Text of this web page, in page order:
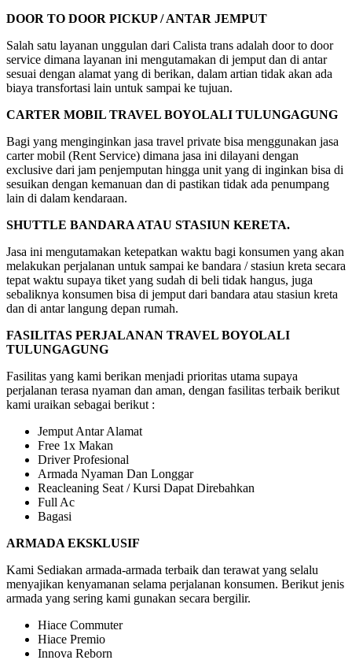
DOOR TO DOOR PICKUP / ANTAR JEMPUT
Salah satu layanan unggulan dari Calista trans adalah door to door
service dimana layanan ini mengutamakan di jemput dan di antar
sesuai dengan alamat yang di berikan, dalam artian tidak akan ada
biaya transfortasi lain untuk sampai ke tujuan.
CARTER MOBIL TRAVEL BOYOLALI TULUNGAGUNG
Bagi yang menginginkan jasa travel private bisa menggunakan jasa
carter mobil (Rent Service) dimana jasa ini dilayani dengan
exclusive dari jam penjemputan hingga unit yang di inginkan bisa di
sesuikan dengan kemanuan dan di pastikan tidak ada penumpang
lain di dalam kendaraan.
SHUTTLE BANDARA ATAU STASIUN KERETA.
Jasa ini mengutamakan ketepatkan waktu bagi konsumen yang akan
melakukan perjalanan untuk sampai ke bandara / stasiun kreta secara
tepat waktu supaya tiket yang sudah di beli tidak hangus, juga
sebaliknya konsumen bisa di jemput dari bandara atau stasiun kreta
dan di antar langung depan rumah.
FASILITAS PERJALANAN TRAVEL BOYOLALI
TULUNGAGUNG
Fasilitas yang kami berikan menjadi prioritas utama supaya
perjalanan terasa nyaman dan aman, dengan fasilitas terbaik berikut
kami uraikan sebagai berikut :
Jemput Antar Alamat
Free 1x Makan
Driver Profesional
Armada Nyaman Dan Longgar
Reacleaning Seat / Kursi Dapat Direbahkan
Full Ac
Bagasi
ARMADA EKSKLUSIF
Kami Sediakan armada-armada terbaik dan terawat yang selalu
menyajikan kenyamanan selama perjalanan konsumen. Berikut jenis
armada yang sering kami gunakan secara bergilir.
Hiace Commuter
Hiace Premio
Innova Reborn